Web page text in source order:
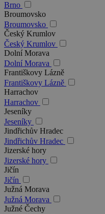
Brno
Broumovsko
Broumovsko
Český Krumlov
Český Krumlov
Dolní Morava
Dolní Morava
Františkovy Lázně
Františkovy Lázně
Harrachov
Harrachov
Jeseníky
Jeseníky
Jindřichův Hradec
Jindřichův Hradec
Jizerské hory
Jizerské hory
Jičín
Jičín
Južná Morava
Južná Morava
Južné Čechy